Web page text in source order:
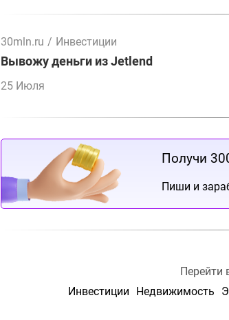
30mln.ru / Инвестиции
Вывожу деньги из Jetlend
25 Июля
Получи
Пиши и
Перейти
Инвестиции
Недвижимость